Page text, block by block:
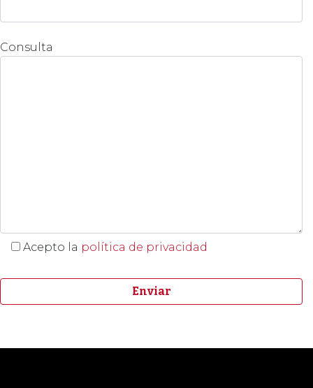
Consulta
Acepto la política de privacidad